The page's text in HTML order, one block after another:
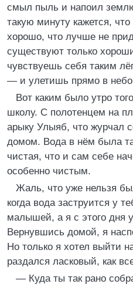
смыл пыль и напоил
такую минуту кажется,
хорошо, что лучше не
существуют только
чувствуешь себя таким
— и улетишь прямо в
Вот каким было утро
школу. С полотенцем на
арыку Улыяб, что журчал
домом. Вода в нём была
чистая, что и сам себе
особенно чистым.
Жаль, что уже нельзя
когда вода заструится у
малышей, а я с этого дня
Вернувшись домой, я
Но только я хотел выйти
раздался ласковый, как
— Куда ты так рано